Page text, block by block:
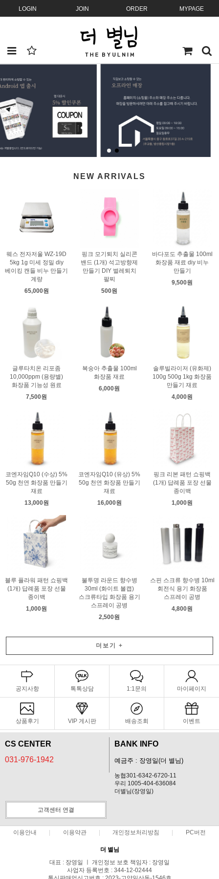
LOGIN JOIN ORDER MYPAGE
NEW ARRIVALS
웨스 전자저울 WZ-19D
5kg 1g 미세 정밀 diy
베이킹 캔들 비누 만들기
계량
65,000원
핑크 모기퇴치 실리콘
밴드 (1개) 석고방향제
만들기 DIY 벌레퇴치
팔찌
500원
바다포도 추출물 100ml
화장품 재료 diy 비누
만들기
9,500원
글루타치온 리포좀
10,000ppm (용량별)
화장품 기능성 원료
7,500원
복숭아 추출물 100ml
화장품 재료
6,000원
솔루빌라이저 (유화제)
100g 500g 1kg 화장품
만들기 재료
4,000원
코엔자임Q10 (수상) 5%
50g 천연 화장품 만들기
재료
13,000원
코엔자임Q10 (유상) 5%
50g 천연 화장품 만들기
재료
16,000원
핑크 리본 패턴 쇼핑백
(1개) 답례품 포장 선물
종이백
1,000원
블루 플라워 패턴 쇼핑백
(1개) 답례품 포장 선물
종이백
1,000원
불투명 라운드 향수병
30ml (화이트 볼캡)
스크류타입 화장품 용기
스프레이 공병
2,500원
스핀 스크류 향수병 10ml
회전식 용기 화장품
스프레이 공병
4,800원
더보기 +
공지사항 톡톡상담 1:1문의 마이페이지
상품후기 VIP 게시판 배송조회 이벤트
CS CENTER
031-976-1942
BANK INFO
예금주 : 장영일(더 별님)
농협301-6342-6720-11
우리 1005-404-636084
더별님(장영일)
고객센터 연결
이용안내 이용약관 개인정보처리방침 PC버전
더 별님
대표 : 장영일 ㅣ 개인정보 보호 책임자 : 장영일
사업자 등록번호 : 344-12-02444